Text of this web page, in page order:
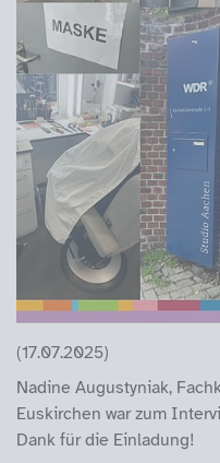
(17.07.2025)
Nadine Augustyniak,
Euskirchen war zum
Dank für die Einladung!